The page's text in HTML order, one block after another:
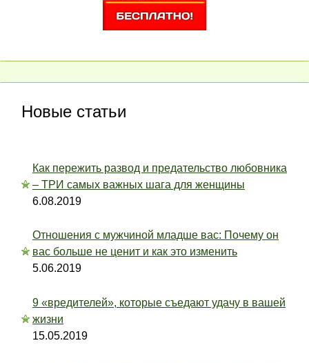
Новые статьи
Как пережить развод и предательство любовника
– ТРИ самых важных шага для женщины
6.08.2019
Отношения с мужчиной младше вас: Почему он
вас больше не ценит и как это изменить
5.06.2019
9 «вредителей», которые съедают удачу в вашей
жизни
15.05.2019